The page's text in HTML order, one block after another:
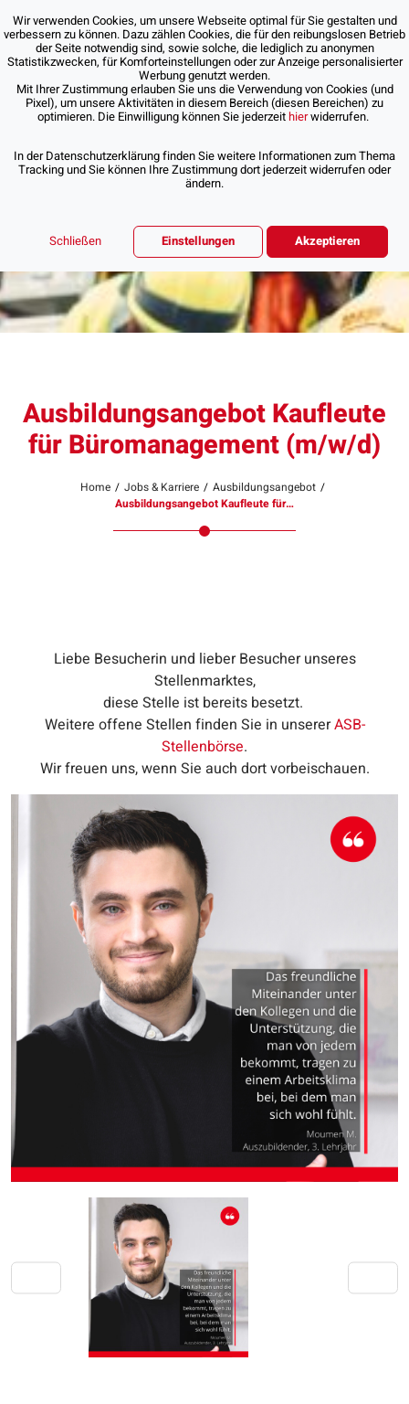
Ausbildungsangebot Kaufleute
für Büromanagement (m/w/d)
Home / Jobs & Karriere / Ausbildungsangebot /
Ausbildungsangebot Kaufleute für…
Liebe Besucherin und lieber Besucher unseres
Stellenmarktes,
diese Stelle ist bereits besetzt.
Weitere offene Stellen finden Sie in unsererASB-
Stellenbörse.
Wir freuen uns, wenn Sie auch dort vorbeischauen.
Wir verwenden Cookies, um unsere Webseite optimal für Sie gestalten und
verbessern zu können. Dazu zählen Cookies, die für den reibungslosen Betrieb
der Seite notwendig sind, sowie solche, die lediglich zu anonymen
Statistikzwecken, für Komforteinstellungen oder zur Anzeige personalisierter
Werbung genutzt werden.
Mit Ihrer Zustimmung erlauben Sie uns die Verwendung von Cookies (und
Pixel), um unsere Aktivitäten in diesem Bereich (diesen Bereichen) zu
optimieren. Die Einwilligung können Sie jederzeithierwiderrufen.
In der Datenschutzerklärung finden Sie weitere Informationen zum Thema
Tracking und Sie können Ihre Zustimmung dort jederzeit widerrufen oder
ändern.
Schließen Einstellungen Akzeptieren